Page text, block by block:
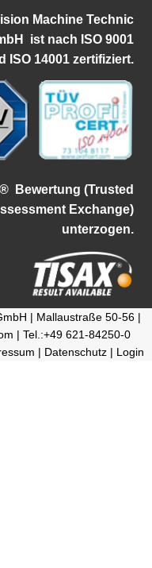
Machine Technic
istnach ISO 9001
ISO 14001 zertifiziert.
Bewertung (Trusted
Exchange)
unterzogen.
| Mallaustraße 50-56 |
| Tel.:+49 621-84250-0
| Datenschutz| Login